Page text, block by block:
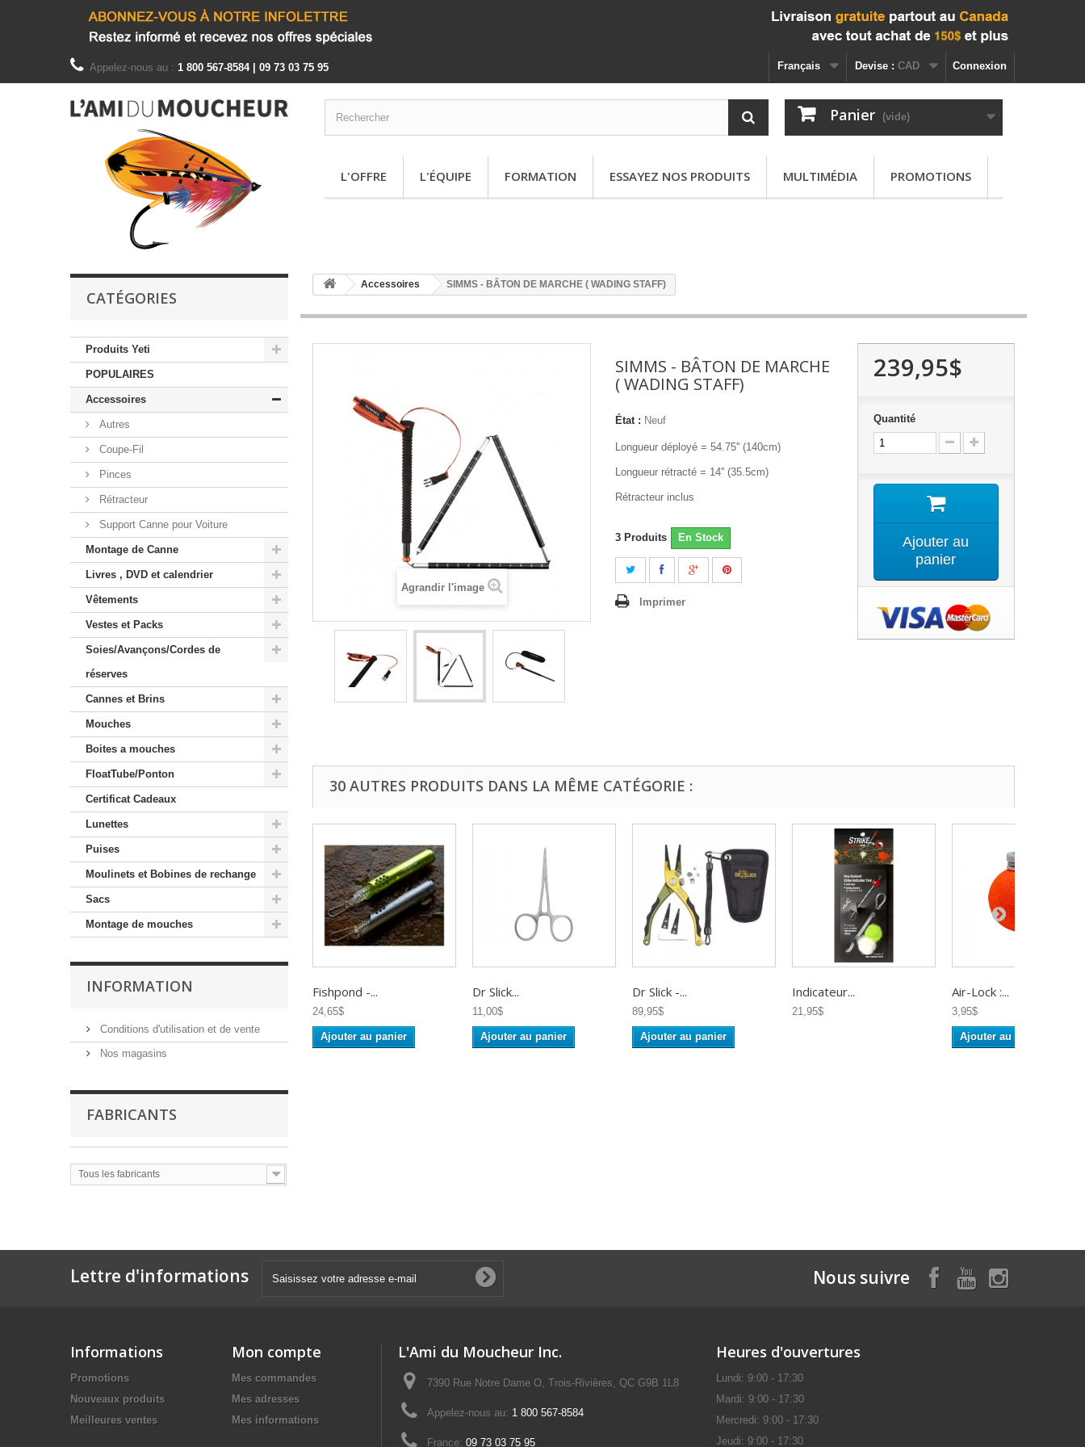
Connexion
Devise : CAD
Français
Appelez-nous au : 1 800 567-8584 | 09 73 03 75 95
Panier (vide)
L'OFFRE L'ÉQUIPE FORMATION ESSAYEZ NOS PRODUITS MULTIMÉDIA PROMOTIONS
CATÉGORIES
Produits Yeti
POPULAIRES
Accessoires
Autres
Coupe-Fil
Pinces
Rétracteur
Support Canne pour Voiture
Montage de Canne
Livres , DVD et calendrier
Vêtements
Vestes et Packs
Soies/Avançons/Cordes de
réserves
Cannes et Brins
Mouches
Boites a mouches
FloatTube/Ponton
Certificat Cadeaux
Lunettes
Puises
Moulinets et Bobines de rechange
Sacs
Montage de mouches
INFORMATION
Conditions d'utilisation et de vente
Nos magasins
FABRICANTS
Tous les fabricants
Accessoires SIMMS - BÂTON DE MARCHE ( WADING STAFF)
Agrandir l'image
SIMMS - BÂTON DE MARCHE
( WADING STAFF)
État : Neuf
Longueur déployé = 54.75'' (140cm)
Longueur rétracté = 14'' (35.5cm)
Rétracteur inclus
3 Produits En Stock
Imprimer
239,95$
Quantité
Ajouter au
panier
30 AUTRES PRODUITS DANS LA MÊME CATÉGORIE :
Fishpond -...
24,65$
Ajouter au panier
Dr Slick...
11,00$
Ajouter au panier
Dr Slick -...
89,95$
Ajouter au panier
Indicateur...
21,95$
Air-Lock :...
3,95$
Ajouter au panier
Lettre d'informations Nous suivre
Informations
Promotions
Nouveaux produits
Meilleures ventes
Mon compte
Mes commandes
Mes adresses
Mes informations
L'Ami du Moucheur Inc.
7390 Rue Notre Dame O, Trois-Rivières, QC G9B 1L8
Appelez-nous au: 1 800 567-8584
France: 09 73 03 75 95
Heures d'ouvertures
Lundi: 9:00 - 17:30
Mardi: 9:00 - 17:30
Mercredi: 9:00 - 17:30
Jeudi: 9:00 - 17:30